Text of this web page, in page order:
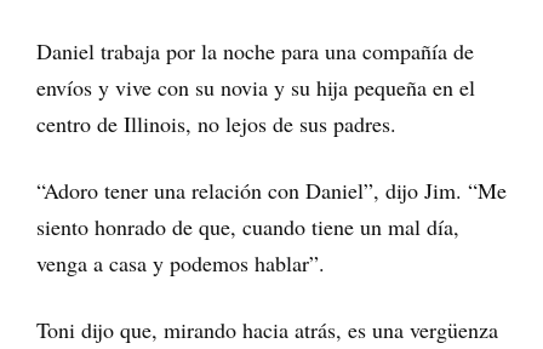
Daniel trabaja por la noche para una compañía de
envíos y vive con su novia y su hija pequeña en el
centro de Illinois, no lejos de sus padres.
“Adoro tener una relación con Daniel”, dijo Jim. “Me
siento honrado de que, cuando tiene un mal día,
venga a casa y podemos hablar”.
Toni dijo que, mirando hacia atrás, es una vergüenza